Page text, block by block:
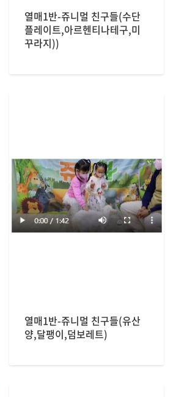
열매1반-쥬니멀 친구들(수단
플레이트,아르헨티나테구,미
꾸라지))
열매1반-쥬니멀 친구들(유산
양,달팽이,덤보레트)